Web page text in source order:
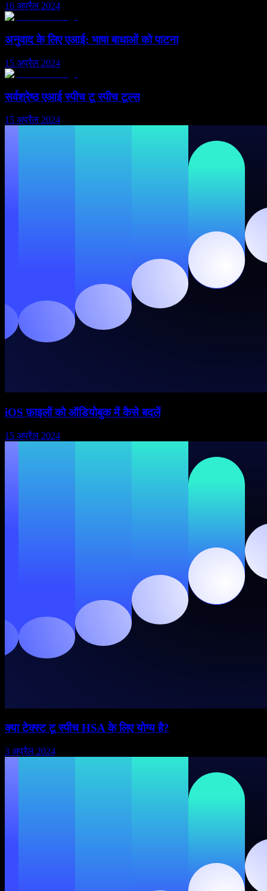
16 अप्रैल 2024
अनुवाद के लिए एआई: भाषा बाधाओं को पाटना
15 अप्रैल 2024
सर्वश्रेष्ठ एआई स्पीच टू स्पीच टूल्स
15 अप्रैल 2024
iOS फ़ाइलों को ऑडियोबुक में कैसे बदलें
15 अप्रैल 2024
क्या टेक्स्ट टू स्पीच HSA के लिए योग्य है?
3 अप्रैल 2024